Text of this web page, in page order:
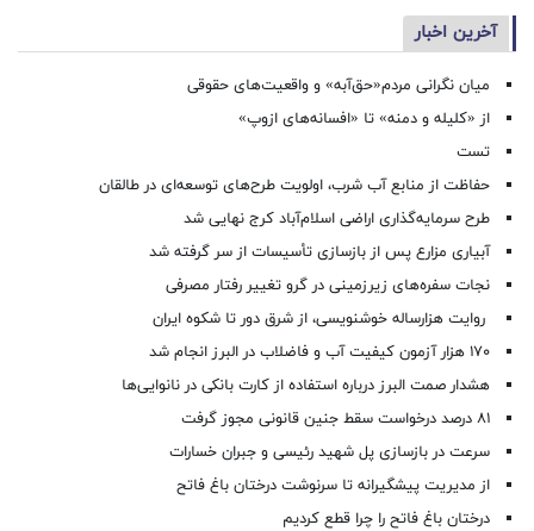
آخرین اخبار
میان نگرانی مردم«حق‌آبه» و واقعیت‌های حقوقی
از «کلیله و دمنه» تا «افسانه‌های ازوپ»
تست
حفاظت از منابع آب شرب، اولویت طرح‌های توسعه‌ای در طالقان
طرح سرمایه‌گذاری اراضی اسلام‌آباد کرج نهایی شد
آبیاری مزارع پس از بازسازی تأسیسات از سر گرفته شد
نجات سفره‌های زیرزمینی در گرو تغییر رفتار مصرفی
روایت هزارساله خوشنویسی، از شرق دور تا شکوه ایران
۱۷۰ هزار آزمون کیفیت آب و فاضلاب در البرز انجام شد
هشدار صمت البرز درباره استفاده از کارت بانکی در نانوایی‌ها
۸۱ درصد درخواست‌ سقط جنین قانونی مجوز گرفت
سرعت در بازسازی پل شهید رئیسی و جبران خسارات
از مدیریت پیشگیرانه تا سرنوشت درختان باغ فاتح
درختان باغ فاتح را چرا قطع کردیم